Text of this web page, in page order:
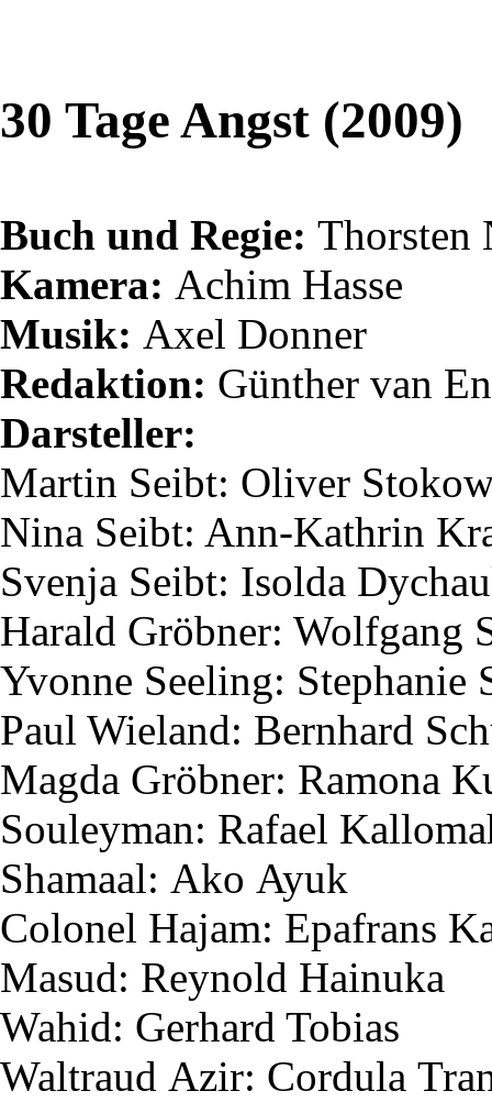
30 Tage Angst (2009)
Buch und Regie: Thorsten
Kamera: Achim Hasse
Musik: Axel Donner
Redaktion: Günther van
Darsteller:
Martin Seibt: Oliver
Nina Seibt: Ann-Kathrin
Svenja Seibt: Isolda
Harald Gröbner: Wolfgang
Yvonne Seeling: Stephanie
Paul Wieland: Bernhard
Magda Gröbner: Ramona
Souleyman: Rafael
Shamaal: Ako Ayuk
Colonel Hajam: Epafrans
Masud: Reynold Hainuka
Wahid: Gerhard Tobias
Waltraud Azir: Cordula